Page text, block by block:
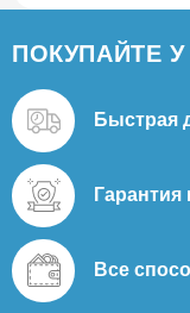
ПОКУПАЙТЕ У
Быстрая
Все